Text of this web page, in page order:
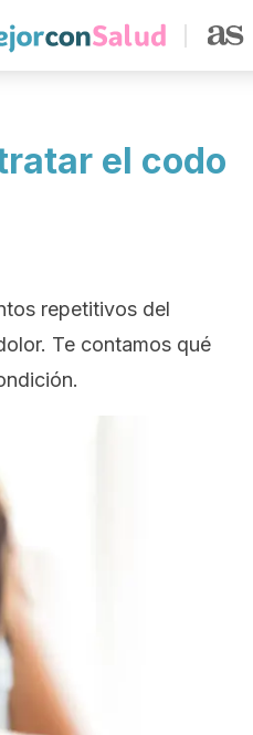
el codo
repetitivos del
Te contamos qué